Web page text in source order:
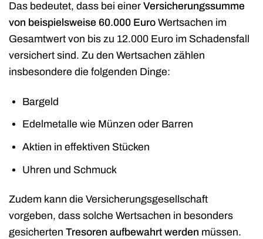
Das bedeutet, dass bei einer Versicherungssumme
von beispielsweise 60.000 Euro Wertsachen im
Gesamtwert von bis zu 12.000 Euro im Schadensfall
versichert sind. Zu den Wertsachen zählen
insbesondere die folgenden Dinge:
Bargeld
Edelmetalle wie Münzen oder Barren
Aktien in effektiven Stücken
Uhren und Schmuck
Zudem kann die Versicherungsgesellschaft
vorgeben, dass solche Wertsachen in besonders
gesicherten Tresoren aufbewahrt werden müssen.